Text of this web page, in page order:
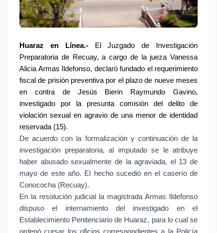
Huaraz en Línea.-
El Juzgado de Investigación
Preparatoria de Recuay, a cargo de la jueza Vanessa
Alicia Armas Ildefonso, declaró fundado el requerimiento
fiscal de prisión preventiva por el plazo de nueve meses
en contra de Jesús Bierin Raymundo Gavino,
investigado por la presunta comisión del delito de
violación sexual en agravio de una menor de identidad
reservada (15).
De acuerdo con la formalización y continuación de la
investigación preparatoria, al imputado se le atribuye
haber abusado sexualmente de la agraviada, el 13 de
mayo de este año. El hecho sucedió en el caserío de
Conococha (Recuay).
En la resolución judicial la magistrada Armas Ildefonso
dispuso el internamiento del investigado en el
Establecimiento Penitenciario de Huaraz, para lo cual se